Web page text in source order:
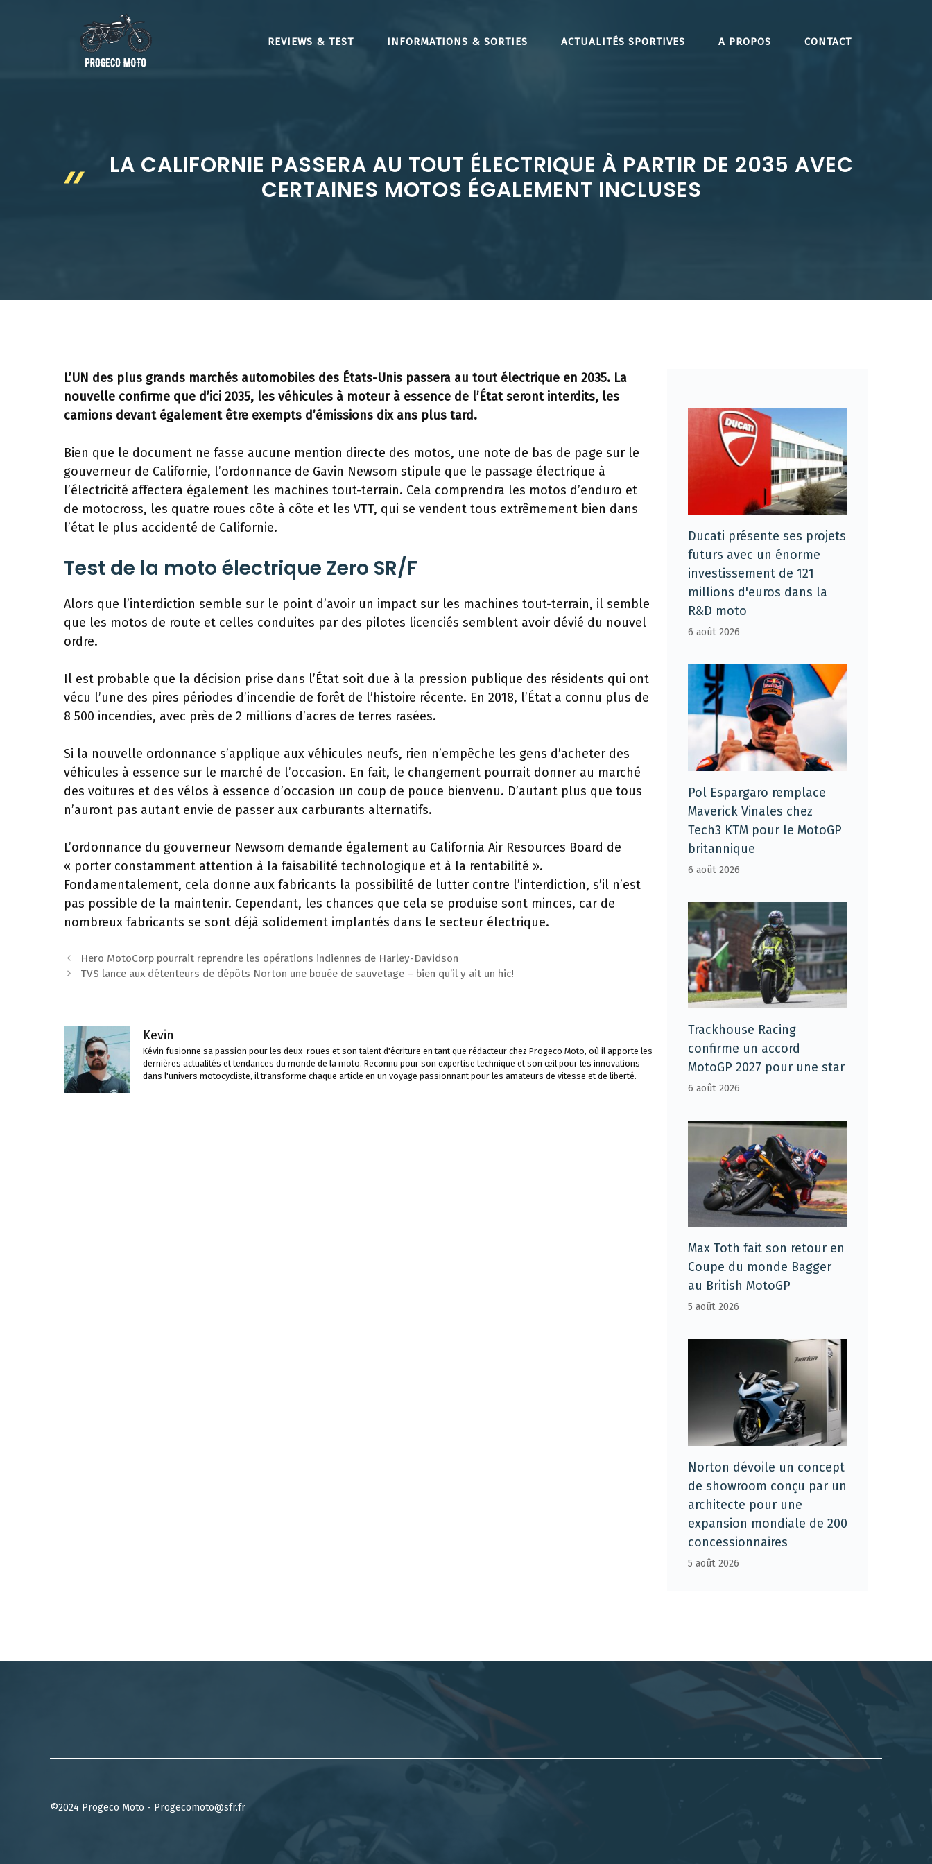
REVIEWS & TEST INFORMATIONS & SORTIES ACTUALITÉS SPORTIVES A PROPOS CONTACT
LA CALIFORNIE PASSERA AU TOUT ÉLECTRIQUE À PARTIR DE 2035 AVEC
CERTAINES MOTOS ÉGALEMENT INCLUSES
L’UN des plus grands marchés automobiles des États-Unis passera au tout électrique en 2035. La
nouvelle confirme que d’ici 2035, les véhicules à moteur à essence de l’État seront interdits, les
camions devant également être exempts d’émissions dix ans plus tard.
Bien que le document ne fasse aucune mention directe des motos, une note de bas de page sur le
gouverneur de Californie, l’ordonnance de Gavin Newsom stipule que le passage électrique à
l’électricité affectera également les machines tout-terrain. Cela comprendra les motos d’enduro et
de motocross, les quatre roues côte à côte et les VTT, qui se vendent tous extrêmement bien dans
l’état le plus accidenté de Californie.
Test de la moto électrique Zero SR/F
Alors que l’interdiction semble sur le point d’avoir un impact sur les machines tout-terrain, il semble
que les motos de route et celles conduites par des pilotes licenciés semblent avoir dévié du nouvel
ordre.
Il est probable que la décision prise dans l’État soit due à la pression publique des résidents qui ont
vécu l’une des pires périodes d’incendie de forêt de l’histoire récente. En 2018, l’État a connu plus de
8 500 incendies, avec près de 2 millions d’acres de terres rasées.
Si la nouvelle ordonnance s’applique aux véhicules neufs, rien n’empêche les gens d’acheter des
véhicules à essence sur le marché de l’occasion. En fait, le changement pourrait donner au marché
des voitures et des vélos à essence d’occasion un coup de pouce bienvenu. D’autant plus que tous
n’auront pas autant envie de passer aux carburants alternatifs.
L’ordonnance du gouverneur Newsom demande également au California Air Resources Board de
« porter constamment attention à la faisabilité technologique et à la rentabilité ».
Fondamentalement, cela donne aux fabricants la possibilité de lutter contre l’interdiction, s’il n’est
pas possible de la maintenir. Cependant, les chances que cela se produise sont minces, car de
nombreux fabricants se sont déjà solidement implantés dans le secteur électrique.
Navigation
des
Hero MotoCorp pourrait reprendre les opérations indiennes de Harley-Davidson
TVS lance aux détenteurs de dépôts Norton une bouée de sauvetage – bien qu’il y ait un hic!
Kevin
Kévin fusionne sa passion pour les deux-roues et son talent d'écriture en tant que rédacteur chez Progeco Moto, où il apporte les
dernières actualités et tendances du monde de la moto. Reconnu pour son expertise technique et son œil pour les innovations
dans l'univers motocycliste, il transforme chaque article en un voyage passionnant pour les amateurs de vitesse et de liberté.
Ducati présente ses projets
futurs avec un énorme
investissement de 121
millions d'euros dans la
R&D moto
6 août 2026
Pol Espargaro remplace
Maverick Vinales chez
Tech3 KTM pour le MotoGP
britannique
6 août 2026
Trackhouse Racing
confirme un accord
MotoGP 2027 pour une star
6 août 2026
Max Toth fait son retour en
Coupe du monde Bagger
au British MotoGP
5 août 2026
Norton dévoile un concept
de showroom conçu par un
architecte pour une
expansion mondiale de 200
concessionnaires
5 août 2026
©2024 Progeco Moto - Progecomoto@sfr.fr